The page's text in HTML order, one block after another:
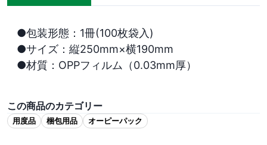
●包装形態：1冊(100枚袋入)
●サイズ：縦250mm×横190mm
●材質：OPPフィルム（0.03mm厚）
この商品のカテゴリー
用度品 梱包用品 オーピーパック